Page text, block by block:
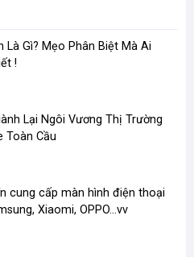
Hãng, Hiệu Suất Chuẩn,
Là Gì? Mẹo Phân Biệt Mà Ai
!
Lại Ngôi Vương Thị Trường
Toàn Cầu
cung cấp màn hình điện thoại
Xiaomi, OPPO...vv